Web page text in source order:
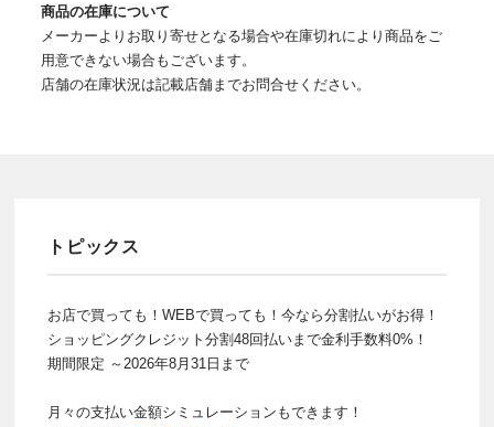
商品の在庫について
メーカーよりお取り寄せとなる場合や在庫切れにより商品をご
用意できない場合もございます。
店舗の在庫状況は記載店舗までお問合せください。
トピックス
お店で買っても！WEBで買っても！今なら分割払いがお得！
ショッピングクレジット分割48回払いまで金利手数料0%！
期間限定 ～2026年8月31日まで
月々の支払い金額シミュレーションもできます！